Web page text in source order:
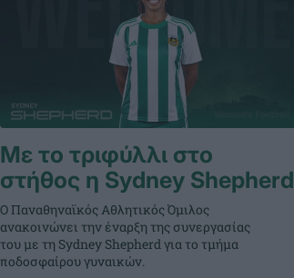
Με το τριφύλλι στο
στήθος η Sydney Shepherd
Ο Παναθηναϊκός Αθλητικός Όμιλος
ανακοινώνει την έναρξη της συνεργασίας
του με τη Sydney Shepherd για το τμήμα
ποδοσφαίρου γυναικών.